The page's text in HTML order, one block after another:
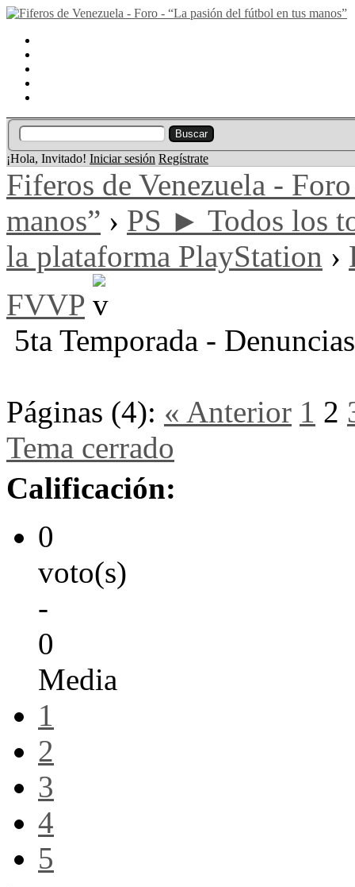
¡Hola, Invitado! Iniciar sesión Regístrate
Fiferos de Venezuela -
manos” › PS ► Todos los
la plataforma PlayStation ›
FVVP
5ta Temporada - Denuncias
Páginas (4): « Anterior 1 2
Tema cerrado
Calificación:
0
voto(s)
-
0
Media
1
2
3
4
5